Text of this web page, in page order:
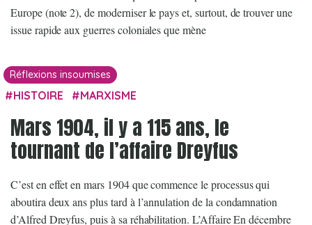
Europe (note 2), de moderniser le pays et, surtout, de trouver une
issue rapide aux guerres coloniales que mène
Réflexions insoumises
HISTOIRE MARXISME
Mars 1904, il y a 115 ans, le
tournant de l’affaire Dreyfus
C’est en effet en mars 1904 que commence le processus qui
aboutira deux ans plus tard à l’annulation de la condamnation
d’Alfred Dreyfus, puis à sa réhabilitation. L’Affaire En décembre